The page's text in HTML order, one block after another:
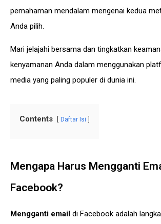
pemahaman mendalam mengenai kedua
Anda pilih.
Mari jelajahi bersama dan tingkatkan
kenyamanan Anda dalam menggunakan
media yang paling populer di dunia ini.
Contents Daftar Isi
Mengapa Harus Mengganti
Facebook?
Mengganti email di Facebook adalah